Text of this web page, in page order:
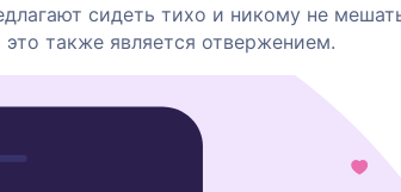
сидеть тихо и никому не
также является отвержением.